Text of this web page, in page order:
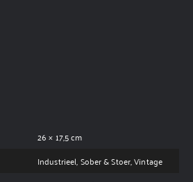
26 × 17,5 cm
Industrieel, Sober & Stoer, Vintage